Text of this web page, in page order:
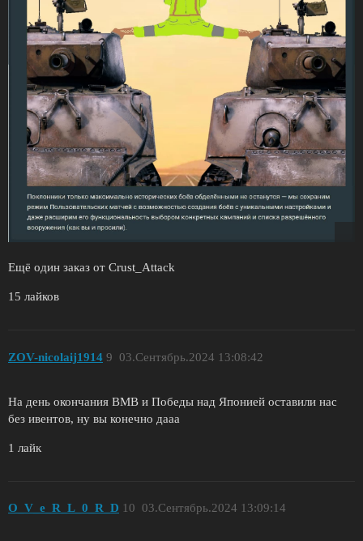
Ещё один заказ от Crust_Attack
15 лайков
ZОV-nicolaij1914 03.Сентябрь.2024 13:08:42
9
На день окончания ВМВ и Победы над Японией оставили нас
без ивентов, ну вы конечно дааа
1 лайк
O_V_e_R_L_0_R_D 03.Сентябрь.2024 13:09:14
10